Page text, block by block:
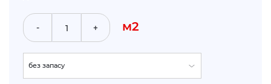
- + м2
без запасу